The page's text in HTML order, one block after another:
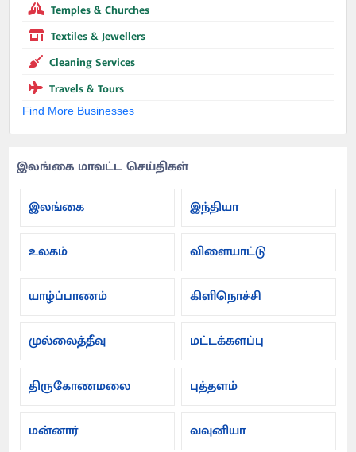
Temples & Churches
Textiles & Jewellers
Cleaning Services
Travels & Tours
Find More Businesses
இலங்கை மாவட்ட செய்திகள்
இலங்கை
இந்தியா
உலகம் விளையாட்டு
யாழ்ப்பாணம் கிளிநொச்சி
முல்லைத்தீவு மட்டக்களப்பு
திருகோணமலை புத்தளம்
மன்னார் வவுனியா